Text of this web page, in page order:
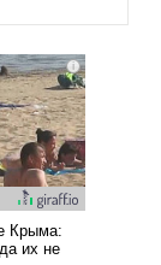
перед